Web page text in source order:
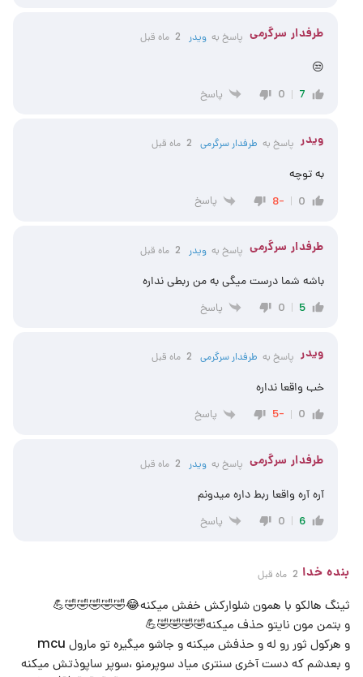
طرفدار سرگرمی پاسخ بهویدر 2 ماه قبل
😒
7
0 پاسخ
ویدر پاسخ به طرفدار سرگرمی 2 ماه قبل
به توچه
0
-8 پاسخ
طرفدار سرگرمی پاسخ بهویدر 2 ماه قبل
باشه شما درست میگی به من ربطی نداره
5
0 پاسخ
ویدر پاسخ به طرفدار سرگرمی 2 ماه قبل
خب واقعا نداره
0
-5 پاسخ
طرفدار سرگرمی پاسخ بهویدر 2 ماه قبل
آره آره واقعا ربط داره میدونم
6
0 پاسخ
بنده خدا 2 ماه قبل
ثینگ هالکو با همون شلوارکش خفش میکنه😂🤣🤣🤣🤣🤣💪
و بتمن مون نایتو حذف میکنه🤣🤣🤣🤣💪
و هرکول ثور رو له و حذفش میکنه و جاشو میگیره تو مارول mcu
و بعدشم که دست آخری سنتری میاد سوپرمنو ،سوپر ساپوذتش میکنه